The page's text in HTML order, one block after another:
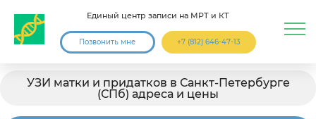
Единый центр записи на МРТ и КТ
Позвонить мне +7 (812) 646-47-13
УЗИ матки и придатков в Санкт-Петербурге
(СПб) адреса и цены